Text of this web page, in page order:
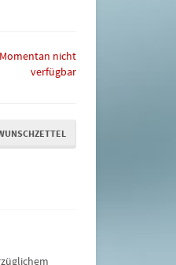
Momentan nicht
verfügbar